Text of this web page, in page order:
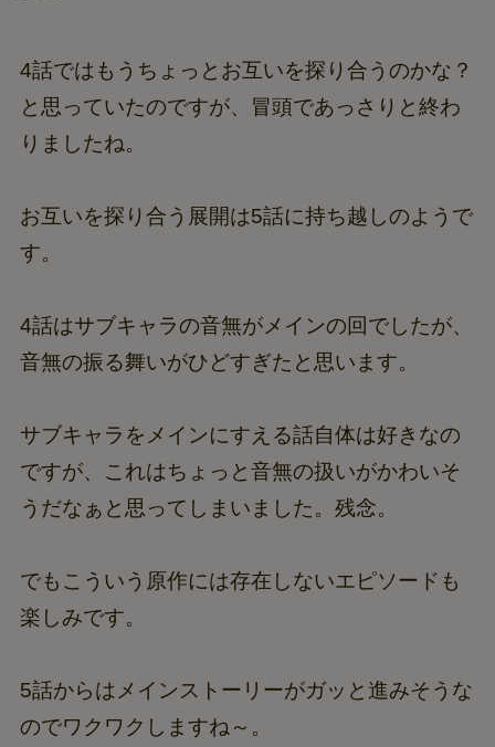
4話ではもうちょっとお互いを探り合うのかな？
と思っていたのですが、冒頭であっさりと終わ
りましたね。
お互いを探り合う展開は5話に持ち越しのようで
す。
4話はサブキャラの音無がメインの回でしたが、
音無の振る舞いがひどすぎたと思います。
サブキャラをメインにすえる話自体は好きなの
ですが、これはちょっと音無の扱いがかわいそ
うだなぁと思ってしまいました。残念。
でもこういう原作には存在しないエピソードも
楽しみです。
5話からはメインストーリーがガッと進みそうな
のでワクワクしますね～。